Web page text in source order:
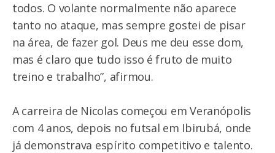
todos. O volante normalmente não aparece
tanto no ataque, mas sempre gostei de pisar
na área, de fazer gol. Deus me deu esse dom,
mas é claro que tudo isso é fruto de muito
treino e trabalho”, afirmou.
A carreira de Nicolas começou em Veranópolis
com 4 anos, depois no futsal em Ibirubá, onde
já demonstrava espírito competitivo e talento.